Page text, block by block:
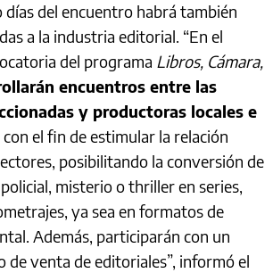
días del encuentro habrá también
a la industria editorial. “En el
del programa Libros, Cámara,
encuentros entre las
y productoras locales e
con el fin de estimular la relación
posibilitando la conversión de
misterio o thriller en series,
ya sea en formatos de
Además, participarán con un
venta de editoriales”, informó el